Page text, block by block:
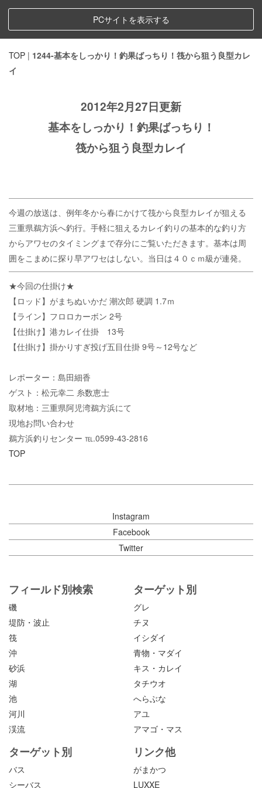
PCサイトを表示する
TOP | 1244-基本をしっかり！釣果ばっちり！筏から狙う良型カレ
イ
2012年2月27日更新
基本をしっかり！釣果ばっちり！
筏から狙う良型カレイ
今週の放送は、例年冬から春にかけて筏から良型カレイが狙える
三重県鵜方浜へ釣行。手軽に狙えるカレイ釣りの基本的な釣り方
からアワセのタイミングまで存分にご覧いただきます。基本は周
囲をこまめに探り早アワセはしない。当日は４０ｃｍ級が連発。
★今回の仕掛け★
【ロッド】がまちぬいかだ 潮次郎 硬調 1.7ｍ
【ライン】フロロカーボン 2号
【仕掛け】港カレイ仕掛 13号
【仕掛け】掛かりすぎ投げ五目仕掛 9号～12号など
レポーター：島田細香
ゲスト：松元幸二 糸数恵士
取材地：三重県阿児湾鵜方浜にて
現地お問い合わせ
鵜方浜釣りセンター ℡.0599-43-2816
TOP
Instagram
Facebook
Twitter
フィールド別検索
磯
堤防・波止
筏
沖
砂浜
湖
池
河川
渓流
ターゲット別
グレ
チヌ
イシダイ
青物・マダイ
キス・カレイ
タチウオ
へらぶな
アユ
アマゴ・マス
ターゲット別
バス
シーバス
リンク他
がまかつ
LUXXE